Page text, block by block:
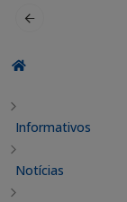
Informativos
Notícias